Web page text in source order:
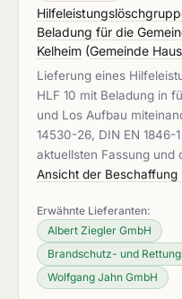
Beladung für die
Kelheim (Gemeinde
Lieferung eines
HLF 10 mit Beladung in
und Los Aufbau
14530-26, DIN EN 1846-
aktuellsten Fassung und
Ansicht der Beschaffung
Erwähnte Lieferanten:
Albert Ziegler GmbH
Brandschutz- und
Wolfgang Jahn GmbH